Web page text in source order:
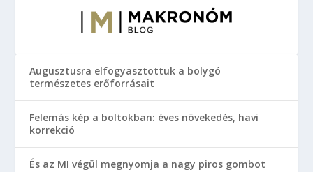
Augusztusra elfogyasztottuk a bolygó
természetes erőforrásait
Felemás kép a boltokban: éves növekedés, havi
korrekció
És az MI végül megnyomja a nagy piros gombot